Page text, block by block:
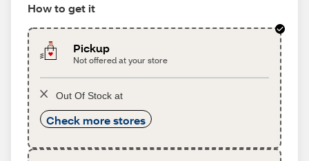
How to get it
Pickup
Not offered at your store
Out Of Stock at
Check more stores